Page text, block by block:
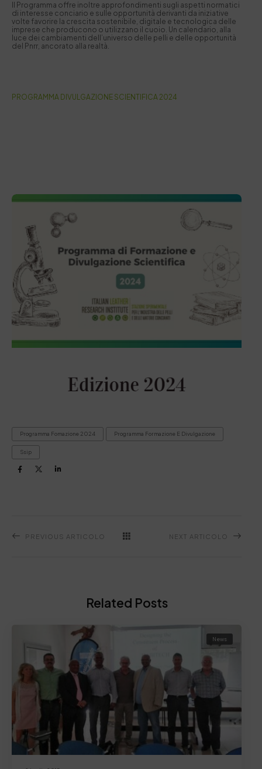
Il Programma offre inoltre approfondimenti sugli aspetti normatici
di interesse conciario e sulle opportunità derivanti da iniziative
volte favorire la crescita sostenibile, digitale e tecnologica delle
imprese che producono o utilizzano il cuoio. Un calendario, alla
luce dei cambiamenti dell’universo delle pelli e delle opportunità
del Pnrr, ancorato alla realtà.
PROGRAMMA DIVULGAZIONE SCIENTIFICA 2024
Programma Fomazione 2024 Programma Formazione E Divulgazione
Ssip
PREVIOUS ARTICOLO NEXT ARTICOLO
Related Posts
News